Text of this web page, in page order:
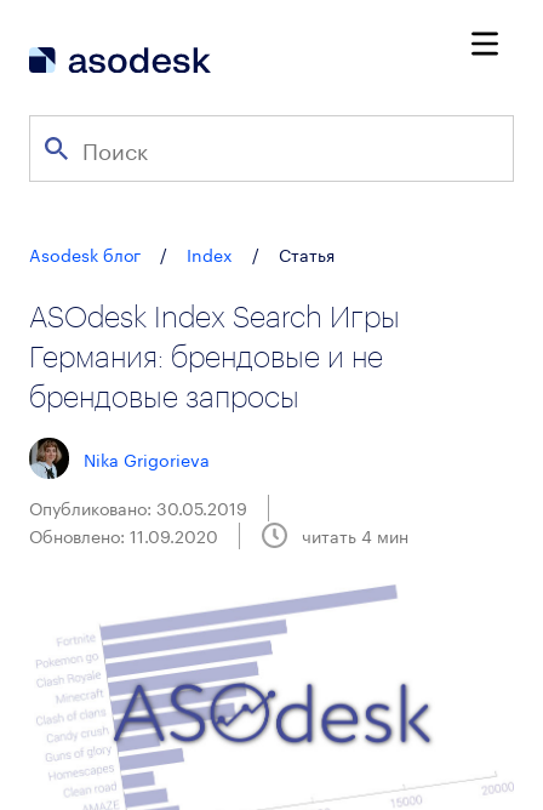
Asodesk блог / Index / Статья
ASOdesk Index Search Игры
Германия: брендовые и не
брендовые запросы
Nika Grigorieva
Опубликовано: 30.05.2019
Обновлено: 11.09.2020
читать4 мин